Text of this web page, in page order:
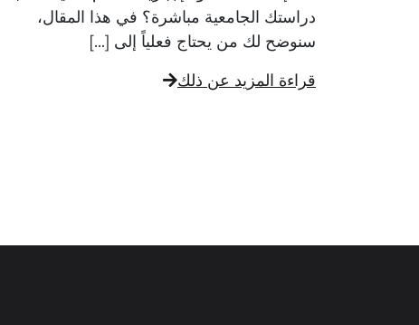
دراستك الجامعية مباشرة؟ في هذا المقال،
سنوضح لك من يحتاج فعلياً إلى […]
قراءة المزيد عن ذلك